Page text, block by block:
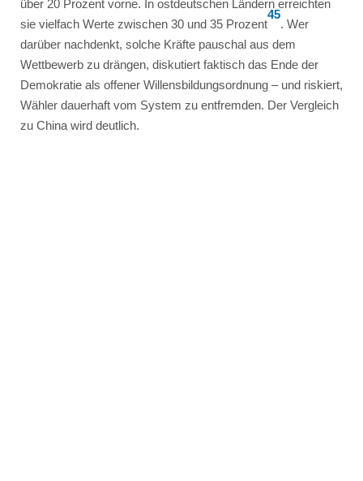
über 20 Prozent vorne. In ostdeutschen Ländern erreichten
sie vielfach Werte zwischen 30 und 35 Prozent
45
. Wer
darüber nachdenkt, solche Kräfte pauschal aus dem
Wettbewerb zu drängen, diskutiert faktisch das Ende der
Demokratie als offener Willensbildungsordnung – und riskiert,
Wähler dauerhaft vom System zu entfremden. Der Vergleich
zu China wird deutlich.